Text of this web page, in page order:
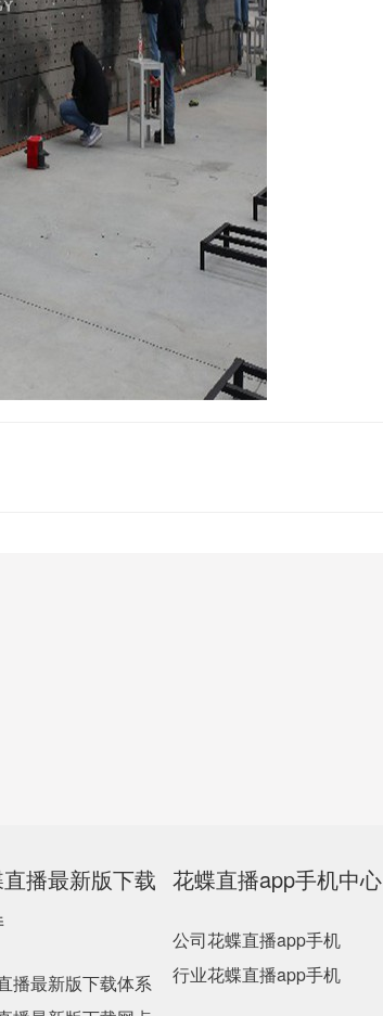
播最新版下载
播最新版下载体系
花蝶直播app手机中心
公司花蝶直播app手机
行业花蝶直播app手机